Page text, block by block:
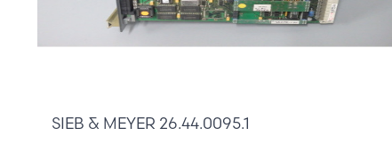
SIEB & MEYER 26.44.0095.1